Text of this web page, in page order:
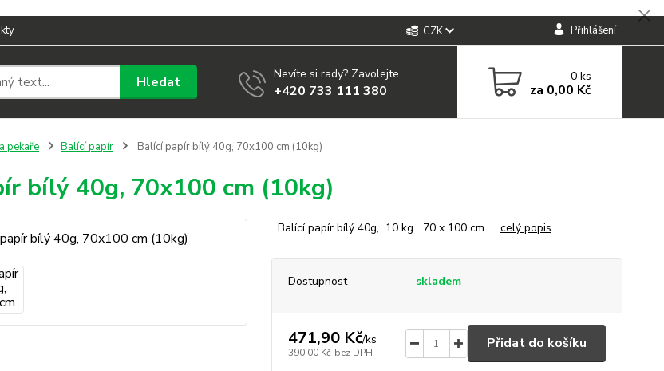
CZK Přihlášení
Hledat Nevíte si rady? Zavolejte.
+420 733 111 380
0ks
za 0,00 Kč
pekaře Balící papír Balící papír bílý 40g, 70x100 cm (10kg)
bílý 40g, 70x100 cm (10kg)
Balící papír bílý 40g, 10 kg 70 x 100 cm celý popis
Dostupnost skladem
471,90 Kč/ks
390,00 Kč bez DPH
Přidat do košíku